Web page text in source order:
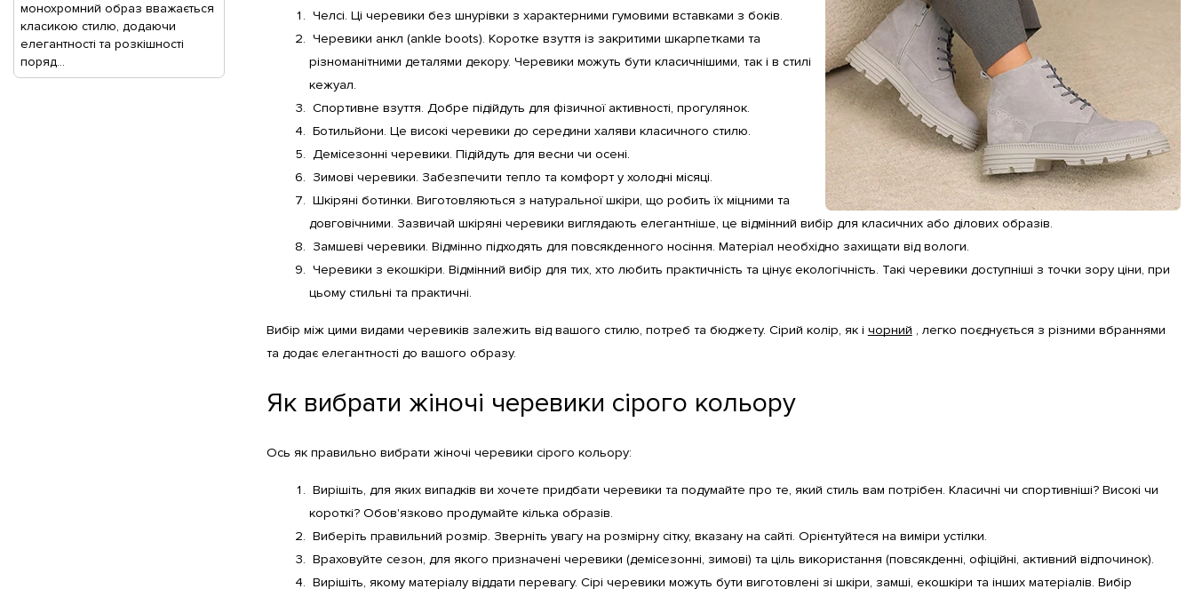
монохромний образ вважається
класикою стилю, додаючи
елегантності та розкішності
поряд...
Челсі. Ці черевики без шнурівки з характерними гумовими вставками з боків.
Черевики анкл (ankle boots). Коротке взуття із закритими шкарпетками та
різноманітними деталями декору. Черевики можуть бути класичнішими, так і в стилі
кежуал.
Спортивне взуття. Добре підійдуть для фізичної активності, прогулянок.
Ботильйони. Це високі черевики до середини халяви класичного стилю.
Демісезонні черевики. Підійдуть для весни чи осені.
Зимові черевики. Забезпечити тепло та комфорт у холодні місяці.
Шкіряні ботинки. Виготовляються з натуральної шкіри, що робить їх міцними та
довговічними. Зазвичай шкіряні черевики виглядають елегантніше, це відмінний вибір для класичних або ділових образів.
Замшеві черевики. Відмінно підходять для повсякденного носіння. Матеріал необхідно захищати від вологи.
Черевики з екошкіри. Відмінний вибір для тих, хто любить практичність та цінує екологічність. Такі черевики доступніші з точки зору ціни, при
цьому стильні та практичні.
Вибір між цими видами черевиків залежить від вашого стилю, потреб та бюджету. Сірий колір, як і чорний , легко поєднується з різними вбраннями
та додає елегантності до вашого образу.
Як вибрати жіночі черевики сірого кольору
Ось як правильно вибрати жіночі черевики сірого кольору:
Вирішіть, для яких випадків ви хочете придбати черевики та подумайте про те, який стиль вам потрібен. Класичні чи спортивніші? Високі чи
короткі? Обов'язково продумайте кілька образів.
Виберіть правильний розмір. Зверніть увагу на розмірну сітку, вказану на сайті. Орієнтуйтеся на виміри устілки.
Враховуйте сезон, для якого призначені черевики (демісезонні, зимові) та ціль використання (повсякденні, офіційні, активний відпочинок).
Вирішіть, якому матеріалу віддати перевагу. Сірі черевики можуть бути виготовлені зі шкіри, замші, екошкіри та інших матеріалів. Вибір